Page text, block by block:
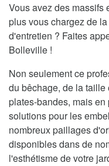
Vous avez des massifs
plus vous chargez de
d'entretien ? Faites
Bolleville !
Non seulement ce
du bêchage, de la
plates-bandes, mais
solutions pour les
nombreux paillages
disponibles dans de
l'esthétisme de votre